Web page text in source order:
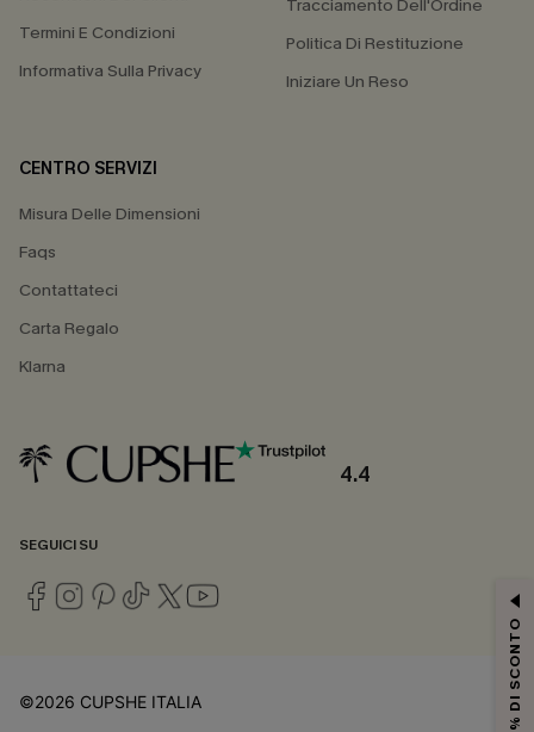
Termini E Condizioni
Informativa Sulla Privacy
Tracciamento Dell'Ordine
Politica Di Restituzione
Iniziare Un Reso
CENTRO SERVIZI
Misura Delle Dimensioni
Faqs
Contattateci
Carta Regalo
Klarna
4.4
SEGUICI SU
©2026 CUPSHE ITALIA 15% DI SCONTO